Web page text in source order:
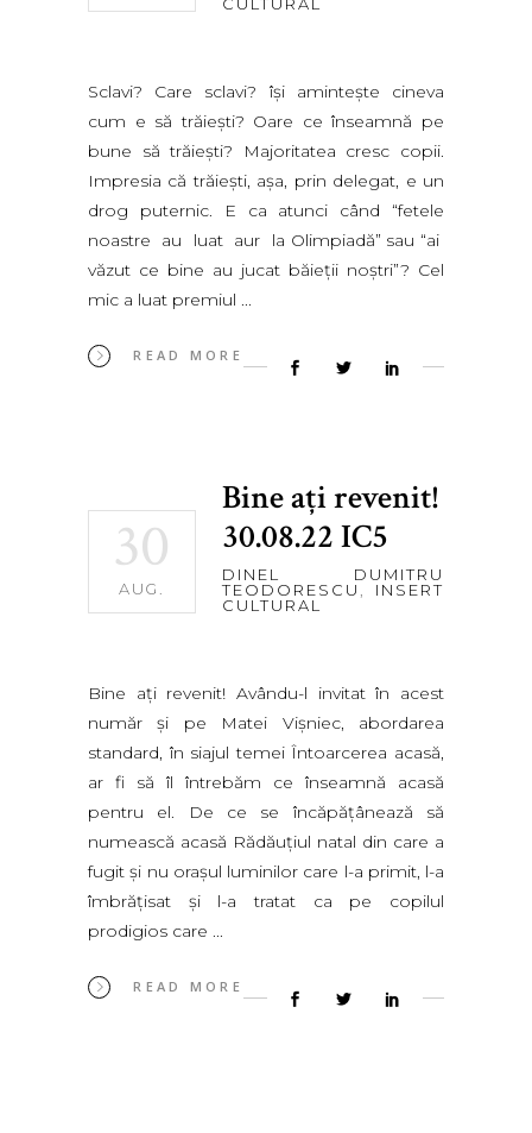
CULTURAL
Sclavi? Care sclavi? îşi aminteşte cineva
cum e să trăieşti? Oare ce înseamnă pe
bune să trăieşti? Majoritatea cresc copii.
Impresia că trăieşti, aşa, prin delegat, e un
drog puternic. E ca atunci când “fetele
noastre au luat aur la Olimpiadă” sau “ai
văzut ce bine au jucat băieţii noştri”? Cel
mic a luat premiul
READ MORE
30
AUG.
Bine aţi revenit!
30.08.22 IC5
DINEL DUMITRU
TEODORESCU , INSERT
CULTURAL
Bine aţi revenit! Avându-l invitat în acest
număr şi pe Matei Vişniec, abordarea
standard, în siajul temei Întoarcerea acasă,
ar fi să îl întrebăm ce înseamnă acasă
pentru el. De ce se încăpăţânează să
numească acasă Rădăuţiul natal din care a
fugit şi nu oraşul luminilor care l-a primit, l-a
îmbrăţisat şi l-a tratat ca pe copilul
prodigios care
READ MORE